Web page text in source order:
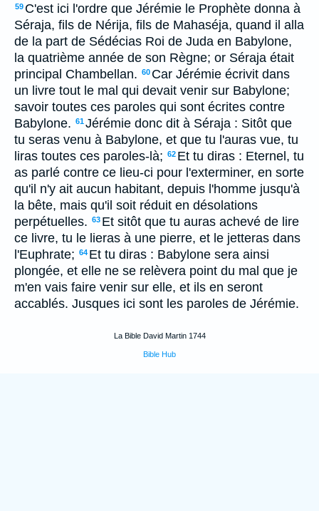
59 C'est ici l'ordre que Jérémie le Prophète donna à
Séraja, fils de Nérija, fils de Mahaséja, quand il alla
de la part de Sédécias Roi de Juda en Babylone,
la quatrième année de son Règne; or Séraja était
principal Chambellan. 60 Car Jérémie écrivit dans
un livre tout le mal qui devait venir sur Babylone;
savoir toutes ces paroles qui sont écrites contre
Babylone. 61Jérémie donc dit à Séraja : Sitôt que
tu seras venu à Babylone, et que tu l'auras vue, tu
liras toutes ces paroles-là; 62 Et tu diras : Eternel, tu
as parlé contre ce lieu-ci pour l'exterminer, en sorte
qu'il n'y ait aucun habitant, depuis l'homme jusqu'à
la bête, mais qu'il soit réduit en désolations
perpétuelles. 63 Et sitôt que tu auras achevé de lire
ce livre, tu le lieras à une pierre, et le jetteras dans
l'Euphrate; 64 Et tu diras : Babylone sera ainsi
plongée, et elle ne se relèvera point du mal que je
m'en vais faire venir sur elle, et ils en seront
accablés. Jusques ici sont les paroles de Jérémie.
La Bible David Martin 1744
Bible Hub